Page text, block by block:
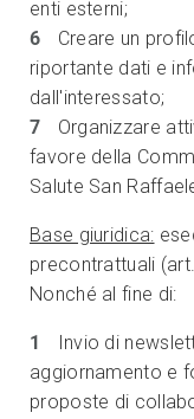
enti esterni;
Creare un
riportante dati e
dall'interessato;
Organizzare
favore della
Salute San
Base giuridica:
precontrattuali
Nonché al fine di:
Invio di
aggiornamento e
proposte di